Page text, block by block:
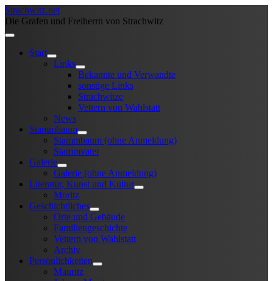
Strachwitz.net
Die Grafen und Freiherrn von Strachwitz
Start
Links
Bekannte und Verwandte
sonstige Links
Strachwitze
Vettern von Wahlstatt
News
Stammbaum
Stammbaum (ohne Anmeldung)
Stammvater
Galerie
Galerie (ohne Anmeldung)
Literatur, Kunst und Kultur
Moritz
Geschichtliches
Orte und Gebäude
Familiengeschichte
Vettern von Wahlstatt
Archiv
Persönlichkeiten
Mauritz